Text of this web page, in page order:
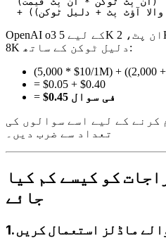
OpenAI o3 کے لیے 5K ان پٹ، 2K نظر آنے والے آؤٹ پٹ،
8K دلیل ٹوکن کے ساتھ:
(5,000 * $10/1M) + ((2,000
= $0.05 + $0.40
=
$0.45 فی سوال
کرنے کے لیے اسے سوالوں کی
تعداد سے ضرب دیں۔
کو کیسے کم کیا
جائے
ماڈلز استعمال کریں